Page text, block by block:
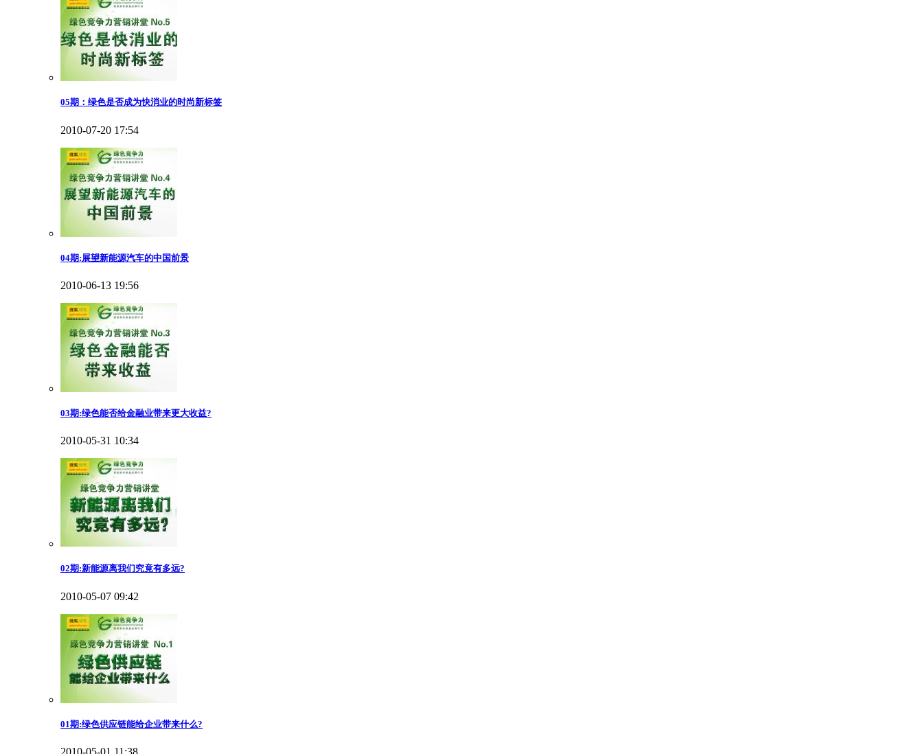
05期：绿色是否成为快消业的时尚新标签
2010-07-20 17:54
04期:展望新能源汽车的中国前景
2010-06-13 19:56
03期:绿色能否给金融业带来更大收益?
2010-05-31 10:34
02期:新能源离我们究竟有多远?
2010-05-07 09:42
01期:绿色供应链能给企业带来什么?
2010-05-01 11:38